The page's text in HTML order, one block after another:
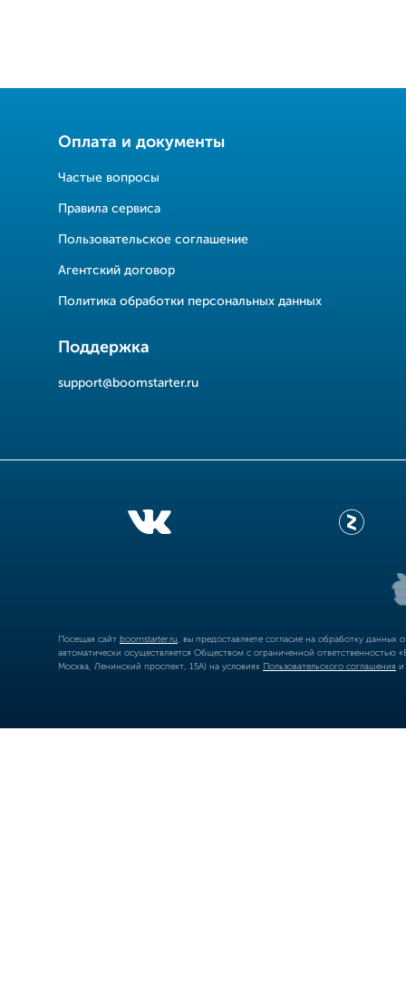
Оплата и документы
Частые вопросы
Правила сервиса
Пользовательское соглашение
Агентский договор
Политика обработки персональных данных
Поддержка
support@boomstarter.ru
Посещая сайт boomstarter.ru , вы предоставляете согласие на обработку
автоматически осуществляется Обществом с ограниченной
Москва, Ленинский проспект, 15А) на условиях Пользовательского соглашения и